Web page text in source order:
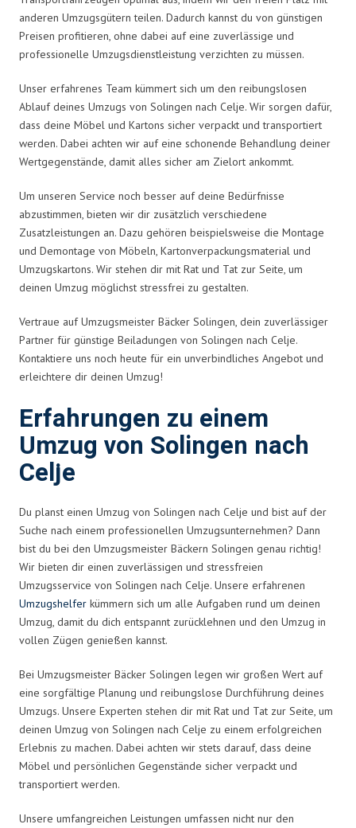
anderen Umzugsgütern teilen. Dadurch kannst du von günstigen
Preisen profitieren, ohne dabei auf eine zuverlässige und
professionelle Umzugsdienstleistung verzichten zu müssen.
Unser erfahrenes Team kümmert sich um den reibungslosen
Ablauf deines Umzugs von Solingen nach Celje. Wir sorgen dafür,
dass deine Möbel und Kartons sicher verpackt und transportiert
werden. Dabei achten wir auf eine schonende Behandlung deiner
Wertgegenstände, damit alles sicher am Zielort ankommt.
Um unseren Service noch besser auf deine Bedürfnisse
abzustimmen, bieten wir dir zusätzlich verschiedene
Zusatzleistungen an. Dazu gehören beispielsweise die Montage
und Demontage von Möbeln, Kartonverpackungsmaterial und
Umzugskartons. Wir stehen dir mit Rat und Tat zur Seite, um
deinen Umzug möglichst stressfrei zu gestalten.
Vertraue auf Umzugsmeister Bäcker Solingen, dein zuverlässiger
Partner für günstige Beiladungen von Solingen nach Celje.
Kontaktiere uns noch heute für ein unverbindliches Angebot und
erleichtere dir deinen Umzug!
Erfahrungen zu einem
Umzug von Solingen nach
Celje
Du planst einen Umzug von Solingen nach Celje und bist auf der
Suche nach einem professionellen Umzugsunternehmen? Dann
bist du bei den Umzugsmeister Bäckern Solingen genau richtig!
Wir bieten dir einen zuverlässigen und stressfreien
Umzugsservice von Solingen nach Celje. Unsere erfahrenen
Umzugshelfer kümmern sich um alle Aufgaben rund um deinen
Umzug, damit du dich entspannt zurücklehnen und den Umzug in
vollen Zügen genießen kannst.
Bei Umzugsmeister Bäcker Solingen legen wir großen Wert auf
eine sorgfältige Planung und reibungslose Durchführung deines
Umzugs. Unsere Experten stehen dir mit Rat und Tat zur Seite, um
deinen Umzug von Solingen nach Celje zu einem erfolgreichen
Erlebnis zu machen. Dabei achten wir stets darauf, dass deine
Möbel und persönlichen Gegenstände sicher verpackt und
transportiert werden.
Unsere umfangreichen Leistungen umfassen nicht nur den